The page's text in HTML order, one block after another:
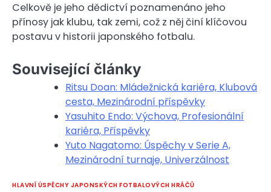
Celkově je jeho dědictví poznamenáno jeho
přínosy jak klubu, tak zemi, což z něj činí klíčovou
postavu v historii japonského fotbalu.
Související články
Ritsu Doan: Mládežnická kariéra, Klubová
cesta, Mezinárodní příspěvky
Yasuhito Endo: Výchova, Profesionální
kariéra, Příspěvky
Yuto Nagatomo: Úspěchy v Serie A,
Mezinárodní turnaje, Univerzálnost
HLAVNÍ ÚSPĚCHY JAPONSKÝCH FOTBALOVÝCH HRÁČŮ